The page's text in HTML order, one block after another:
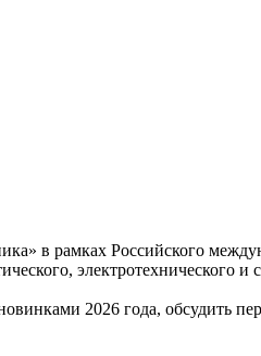
в рамках Российского
электротехнического и
2026 года, обсудить